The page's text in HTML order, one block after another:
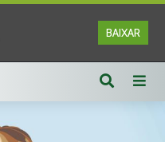
BAIXAR